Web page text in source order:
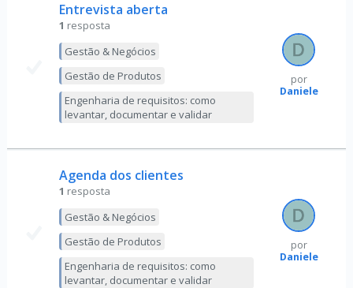
Entrevista aberta
1 resposta
Gestão & Negócios
Gestão de Produtos
Engenharia de requisitos: como
levantar, documentar e validar
por
Daniele
Agenda dos clientes
1 resposta
Gestão & Negócios
Gestão de Produtos
Engenharia de requisitos: como
levantar, documentar e validar
por
Daniele